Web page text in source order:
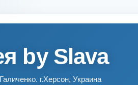
by Slava
г.Херсон, Украина